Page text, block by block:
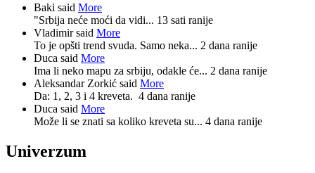
Baki said More
"Srbija neće moći da vidi... 13 sati ranije
Vladimir said More
To je opšti trend svuda. Samo neka... 2 dana ranije
Duca said More
Ima li neko mapu za srbiju, odakle će... 2 dana ranije
Aleksandar Zorkić said More
Da: 1, 2, 3 i 4 kreveta. 4 dana ranije
Duca said More
Može li se znati sa koliko kreveta su... 4 dana ranije
Univerzum